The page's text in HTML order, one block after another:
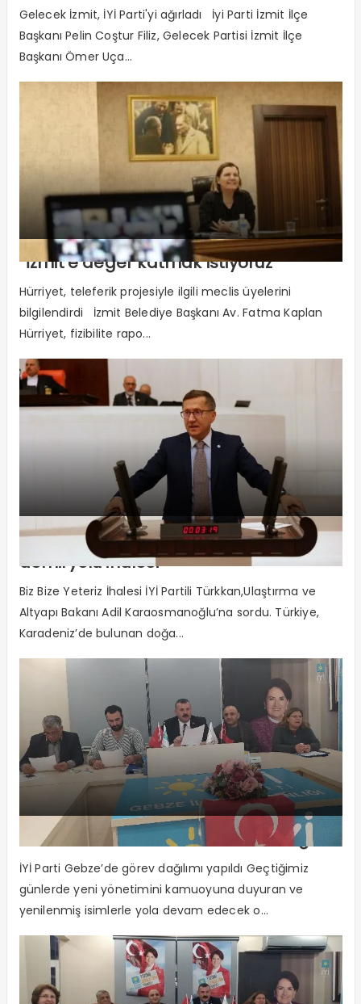
Gelecek İzmit, İYİ Parti'yi ağırladı İyi Parti İzmit İlçe
Başkanı Pelin Coştur Filiz, Gelecek Partisi İzmit İlçe
Başkanı Ömer Uça...
“İzmit’e değer katmak istiyoruz”
Hürriyet, teleferik projesiyle ilgili meclis üyelerini
bilgilendirdi İzmit Belediye Başkanı Av. Fatma Kaplan
Hürriyet, fizibilite rapo...
Adrese teslim 9,4 milyar liralık
demiryolu ihalesi
Biz Bize Yeteriz İhalesi İYİ Partili Türkkan,Ulaştırma ve
Altyapı Bakanı Adil Karaosmanoğlu’na sordu. Türkiye,
Karadeniz’de bulunan doğa...
“Gebze’de adımızdan söz ettireceğiz”
İYİ Parti Gebze’de görev dağılımı yapıldı Geçtiğimiz
günlerde yeni yönetimini kamuoyuna duyuran ve
yenilenmiş isimlerle yola devam edecek o...